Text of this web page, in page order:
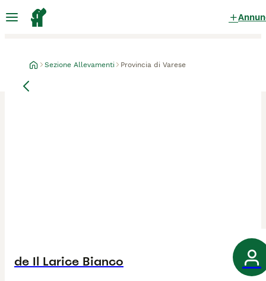
Sezione Allevamenti Provincia di Varese
de Il Larice Bianco